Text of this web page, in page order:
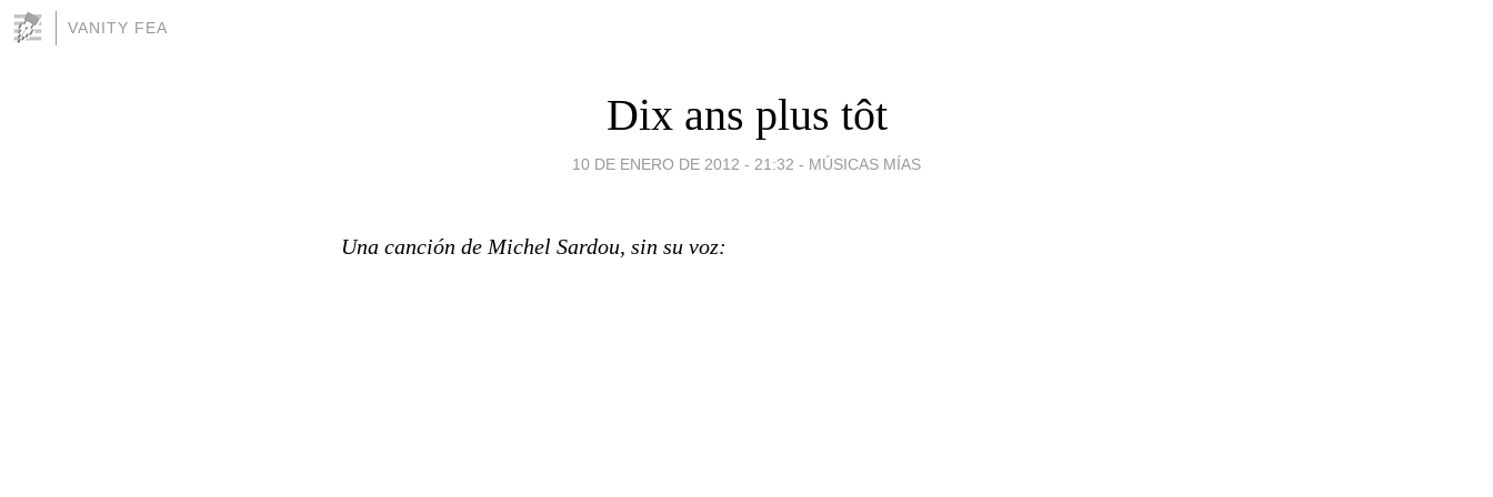
VANITY FEA
Dix ans plus tôt
10 DE ENERO DE 2012 - 21:32 - MÚSICAS MÍAS
Una canción de Michel Sardou, sin su voz: